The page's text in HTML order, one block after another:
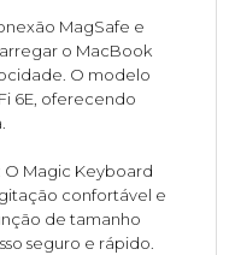
MagSafe e
o MacBook
O modelo
6E, oferecendo
O Magic Keyboard
confortável e
de tamanho
seguro e rápido.